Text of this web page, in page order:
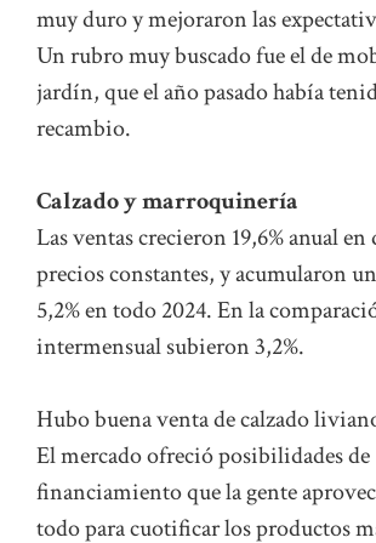
muy duro y mejoraron las
Un rubro muy buscado fue el de
jardín, que el año pasado había
recambio.
Calzado y marroquinería
Las ventas crecieron 19,6% anual
precios constantes, y acumularon
5,2% en todo 2024. En la
intermensual subieron 3,2%.
Hubo buena venta de calzado
El mercado ofreció posibilidades de
financiamiento que la gente
todo para cuotificar los productos